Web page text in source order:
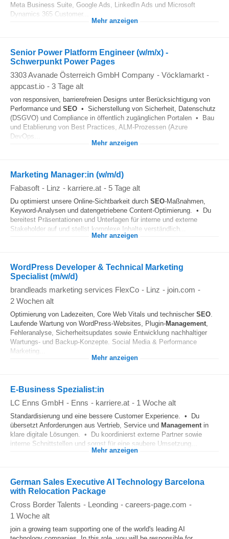
Meta Business Suite, Google Ads, LinkedIn Ads und Microsoft
Dynamics 365 Customer...
Mehr anzeigen
Senior Power Platform Engineer (w/m/x) -
Schwerpunkt Power Pages
3303 Avanade Österreich GmbH Company - Vöcklamarkt -
appcast.io - 3 Tage alt
von responsiven, barrierefreien Designs unter Berücksichtigung von
Performance und SEO • Sicherstellung von Sicherheit, Datenschutz
(DSGVO) und Compliance in öffentlich zugänglichen Portalen • Bau
und Etablierung von Best Practices, ALM‑Prozessen (Azure
DevOps...
Mehr anzeigen
Marketing Manager:in (w/m/d)
Fabasoft - Linz - karriere.at - 5 Tage alt
Du optimierst unsere Online-Sichtbarkeit durch SEO-Maßnahmen,
Keyword-Analysen und datengetriebene Content-Optimierung. • Du
bereitest Präsentationen und Unterlagen für interne und externe
Stakeholder auf und stellst komplexe Inhalte verständlich...
Mehr anzeigen
WordPress Developer & Technical Marketing
Specialist (m/w/d)
brandleads marketing services FlexCo - Linz - join.com -
2 Wochen alt
Optimierung von Ladezeiten, Core Web Vitals und technischer SEO.
Laufende Wartung von WordPress-Websites, Plugin-Management,
Fehleranalyse, Sicherheitsupdates sowie Entwicklung nachhaltiger
Wartungs- und Backup-Konzepte. Social Media & Performance
Marketing...
Mehr anzeigen
E-Business Spezialist:in
LC Enns GmbH - Enns - karriere.at - 1 Woche alt
Standardisierung und eine bessere Customer Experience. • Du
übersetzt Anforderungen aus Vertrieb, Service und Management in
klare digitale Lösungen. • Du koordinierst externe Partner sowie
interne Schnittstellen und sorgst für eine saubere Umsetzung...
Mehr anzeigen
German Sales Executive AI Technology Barcelona
with Relocation Package
Cross Border Talents - Leonding - careers-page.com -
1 Woche alt
join a growing team supporting one of the world's leading AI